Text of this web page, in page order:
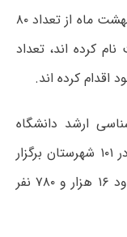
وی افزود: تا ساعت ۸ صبح امروز دوم اردیبهشت ماه از تعداد ۸۰
نام کرده اند، تعداد
ارشد دانشگاه
پیام نور صبح روز جمعه ۴ اردیبهشت ماه در ۱۰۱ شهرستان برگزار
می شود. ظرفیت پذیرش در این دوره حدود ۱۶ هزار و ۷۸۰ نفر